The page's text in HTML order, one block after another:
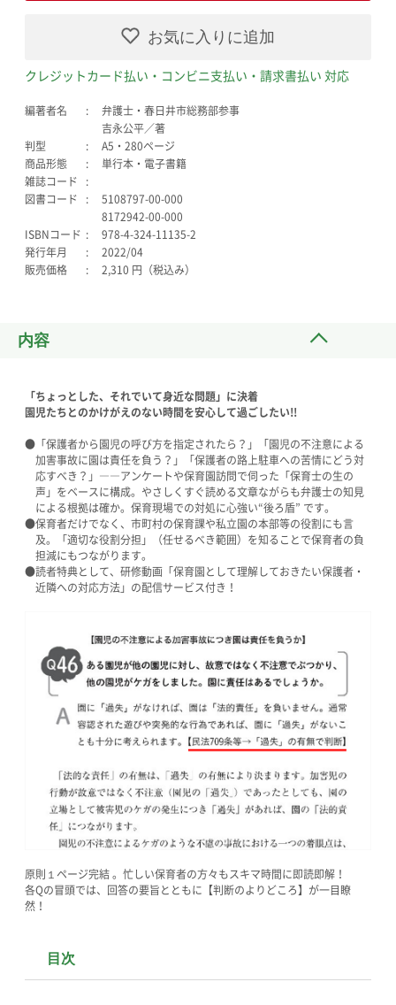
お気に入りに追加
クレジットカード払い・コンビニ支払い・請求書払い 対応
編著者名
弁護士・春日井市総務部参事
吉永公平／著
判型
A5・280ページ
商品形態
単行本・電子書籍
雑誌コード
図書コード
5108797-00-000
8172942-00-000
ISBNコード
978-4-324-11135-2
発行年月
2022/04
販売価格
2,310 円（税込み）
内容
「ちょっとした、それでいて身近な問題」に決着
園児たちとのかけがえのない時間を安心して過ごしたい!!
●「保護者から園児の呼び方を指定されたら？」「園児の不注意による
加害事故に園は責任を負う？」「保護者の路上駐車への苦情にどう対
応すべき？」――アンケートや保育園訪問で伺った「保育士の生の
声」をベースに構成。やさしくすぐ読める文章ながらも弁護士の知見
による根拠は確か。保育現場での対処に心強い“後ろ盾” です。
●保育者だけでなく、市町村の保育課や私立園の本部等の役割にも言
及。「適切な役割分担」（任せるべき範囲）を知ることで保育者の負
担減にもつながります。
●読者特典として、研修動画「保育園として理解しておきたい保護者・
近隣への対応方法」の配信サービス付き！
原則１ページ完結 。忙しい保育者の方々もスキマ時間に即読即解！
各Qの冒頭では、回答の要旨とともに【判断のよりどころ】が一目瞭
然！
目次